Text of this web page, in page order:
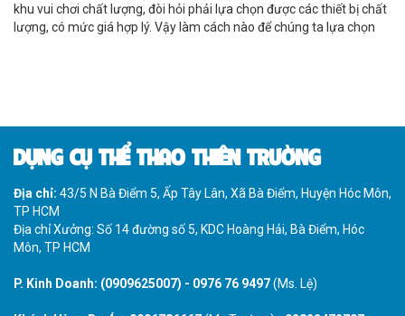
khu vui chơi chất lượng, đòi hỏi phải lựa chọn được các thiết bị chất
lượng, có mức giá hợp lý. Vậy làm cách nào để chúng ta lựa chọn
DỤNG CỤ THỂ THAO THIÊN TRƯỜNG
Địa chỉ: 43/5 N Bà Điểm 5, Ấp Tây Lân, Xã Bà Điểm, Huyện Hóc Môn,
TP HCM
Địa chỉ Xưởng: Số 14 đường số 5, KDC Hoàng Hải, Bà Điểm, Hóc
Môn, TP HCM
P. Kinh Doanh: (0909625007) - 0976 76 9497(Ms. Lệ)